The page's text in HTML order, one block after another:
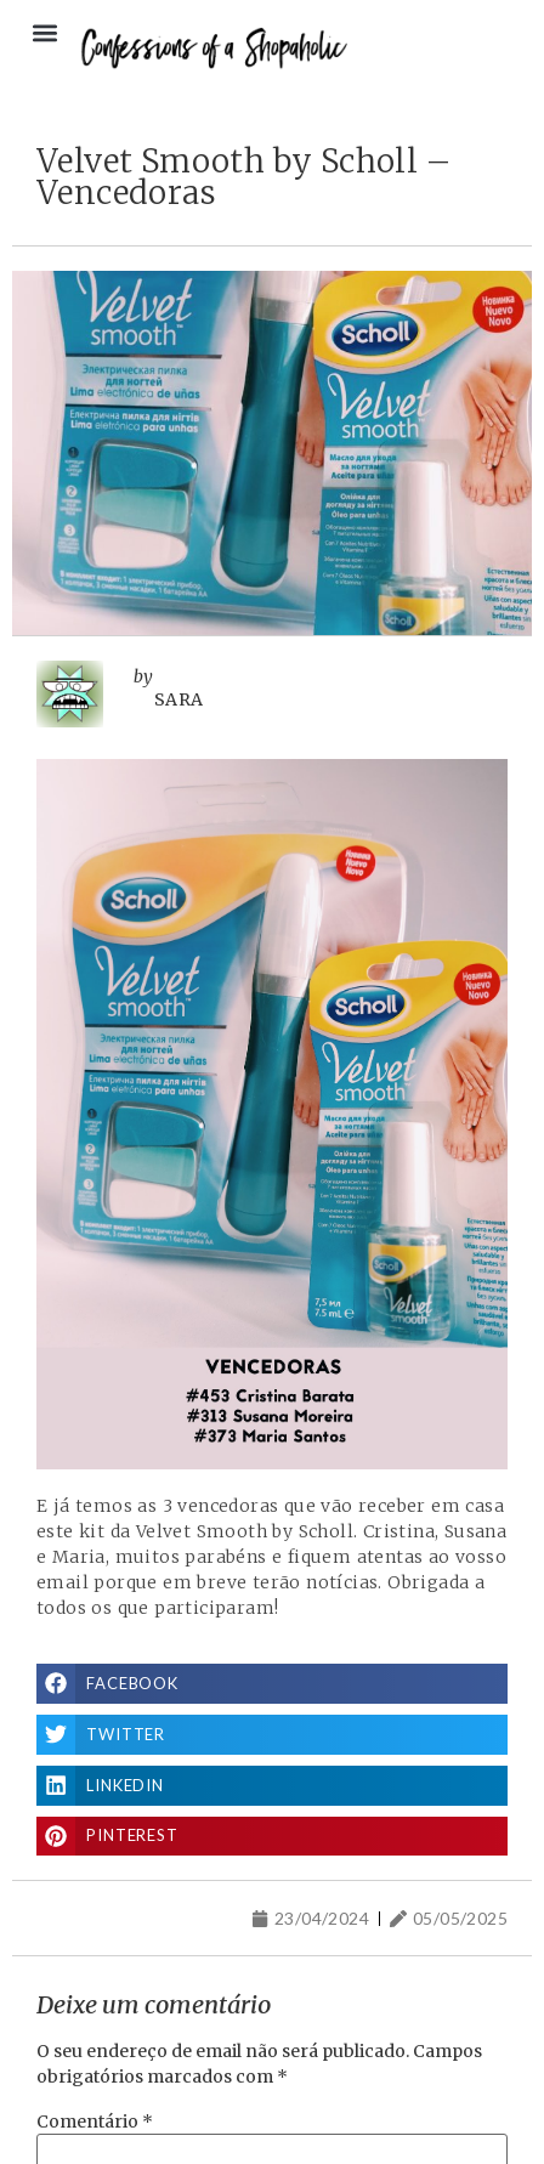
Velvet Smooth by Scholl –
Vencedoras
by
SARA
E já temos as 3 vencedoras que vão receber em casa
este kit da Velvet Smooth by Scholl. Cristina, Susana
e Maria, muitos parabéns e fiquem atentas ao vosso
email porque em breve terão notícias. Obrigada a
todos os que participaram!
FACEBOOK
TWITTER
LINKEDIN
PINTEREST
23/04/2024 05/05/2025
Deixe um comentário
O seu endereço de email não será publicado. Campos
obrigatórios marcados com *
Comentário *